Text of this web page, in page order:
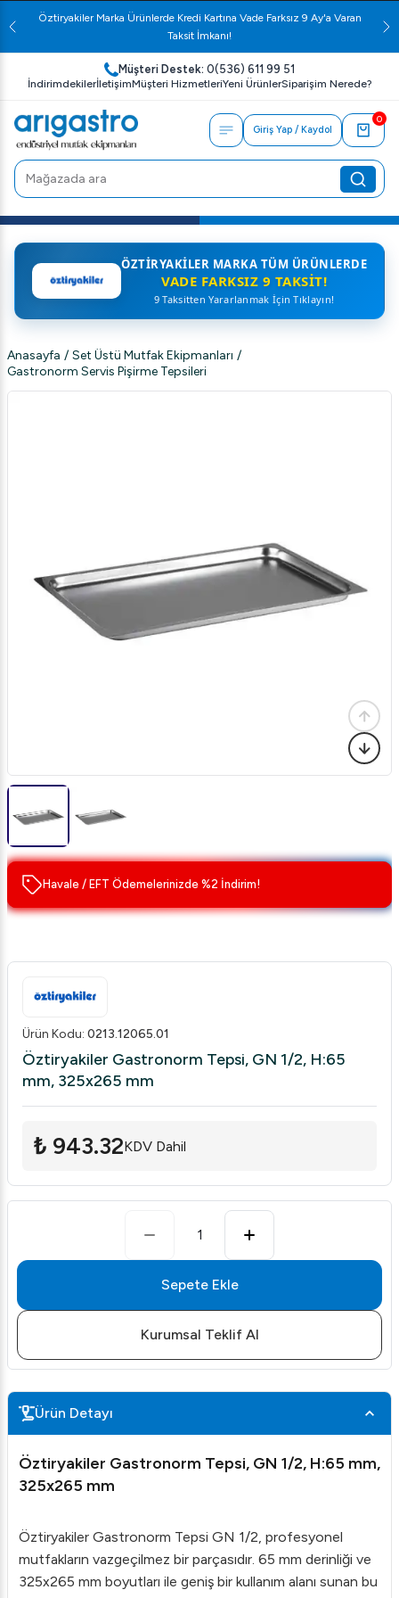
Öztiryakiler Marka Ürünlerde Kredi Kartına Vade Farksız 9 Ay'a Varan
Taksit İmkanı!
Müşteri Destek: 0(536) 611 99 51
İndirimdekilerİletişimMüşteri HizmetleriYeni ÜrünlerSiparişim Nerede?
Giriş Yap / Kaydol
0
ÖZTIRYAKILER MARKA TÜM ÜRÜNLERDE
VADE FARKSIZ 9 TAKSIT!
9 Taksitten Yararlanmak İçin Tıklayın!
Anasayfa / Set Üstü Mutfak Ekipmanları /
Gastronorm Servis Pişirme Tepsileri
Havale / EFT Ödemelerinizde %2 İndirim!
Ürün Kodu: 0213.12065.01
Öztiryakiler Gastronorm Tepsi, GN 1/2, H:65
mm, 325x265 mm
₺ 943.32KDV Dahil
1
Sepete Ekle
Kurumsal Teklif Al
Ürün Detayı
Öztiryakiler Gastronorm Tepsi, GN 1/2, H:65 mm,
325x265 mm
Öztiryakiler Gastronorm Tepsi GN 1/2, profesyonel
mutfakların vazgeçilmez bir parçasıdır. 65 mm derinliği ve
325x265 mm boyutları ile geniş bir kullanım alanı sunan bu